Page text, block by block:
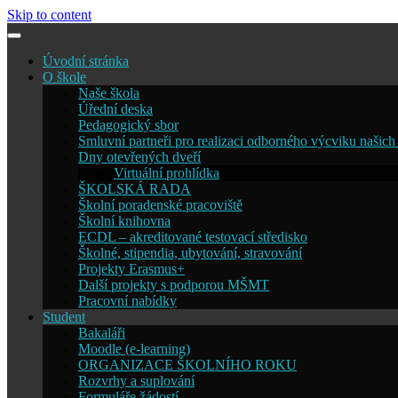
Skip to content
Úvodní stránka
O škole
Naše škola
Úřední deska
Pedagogický sbor
Smluvní partneři pro realizaci odborného výcviku našich
Dny otevřených dveří
Virtuální prohlídka
ŠKOLSKÁ RADA
Školní poradenské pracoviště
Školní knihovna
ECDL – akreditované testovací středisko
Školné, stipendia, ubytování, stravování
Projekty Erasmus+
Další projekty s podporou MŠMT
Pracovní nabídky
Student
Bakaláři
Moodle (e-learning)
ORGANIZACE ŠKOLNÍHO ROKU
Rozvrhy a suplování